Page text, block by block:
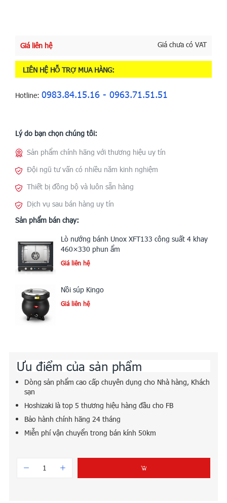
Giá liên hệ Giá chưa có VAT
LIÊN HỆ HỖ TRỢ MUA HÀNG:
Hotline: 0983.84.15.16 - 0963.71.51.51
Lý do bạn chọn chúng tôi:
Sản phẩm chính hãng với thương hiệu uy tín
Đội ngũ tư vấn có nhiều năm kinh nghiệm
Thiết bị đồng bộ và luôn sẵn hàng
Dịch vụ sau bán hàng uy tín
Sản phẩm bán chạy:
Lò nướng bánh Unox XFT133 công suất 4 khay
460×330 phun ẩm
Giá liên hệ
Nồi súp Kingo
Giá liên hệ
Ưu điểm của sản phẩm
Dòng sản phẩm cao cấp chuyên dụng cho Nhà hàng, Khách
sạn
Hoshizaki là top 5 thương hiệu hàng đầu cho FB
Bảo hành chính hãng 24 tháng
Miễn phí vận chuyển trong bán kính 50km